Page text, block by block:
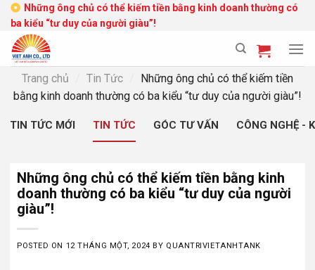
Skip
content
Những ông chủ có thể kiếm tiền bằng kinh doanh thường có
ba kiểu “tư duy của người giàu”!
Trang chủ Tin Tức
Những ông chủ có thể kiếm tiền
bằng kinh doanh thường có ba kiểu “tư duy của người giàu”!
TIN TỨC MỚI TIN TỨC GÓC TƯ VẤN CÔNG NGHỆ -
Những ông chủ có thể kiếm tiền bằng kinh
doanh thường có ba kiểu “tư duy của người
giàu”!
POSTED ON 12 THÁNG MỘT, 2024 BY QUANTRIVIETANHTANK